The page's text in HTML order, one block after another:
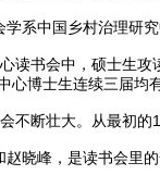
学系中国乡村治理研
读书会中，硕士生攻
心博士生连续三届均
不断壮大。从最初
赵晓峰，是读书会里